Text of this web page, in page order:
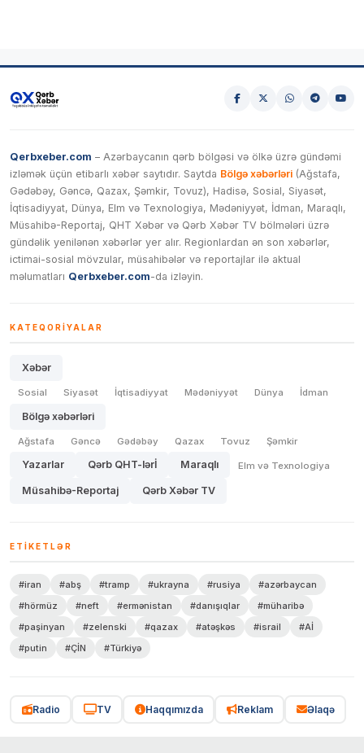
Qerbxeber.com – Azərbaycanın qərb bölgəsi və ölkə üzrə gündəmi
izləmək üçün etibarlı xəbər saytıdır. Saytda Bölgə xəbərləri (Ağstafa,
Gədəbəy, Gəncə, Qazax, Şəmkir, Tovuz), Hadisə, Sosial, Siyasət,
İqtisadiyyat, Dünya, Elm və Texnologiya, Mədəniyyət, İdman, Maraqlı,
Müsahibə-Reportaj, QHT Xəbər və Qərb Xəbər TV bölmələri üzrə
gündəlik yenilənən xəbərlər yer alır. Regionlardan ən son xəbərlər,
ictimai-sosial mövzular, müsahibələr və reportajlar ilə aktual
məlumatları Qerbxeber.com-da izləyin.
KATEQORIYALAR
Xəbər
Sosial Siyasət İqtisadiyyat Mədəniyyət Dünya İdman
Bölgə xəbərləri
Ağstafa Gəncə Gədəbəy Qazax Tovuz Şəmkir
Yazarlar Qərb QHT-lərİ Maraqlı Elm və Texnologiya
Müsahibə-Reportaj Qərb Xəbər TV
ETIKETLƏR
#iran #abş #tramp #ukrayna #rusiya
#azərbaycan
#hörmüz
#neft #ermənistan #danışıqlar
#müharibə
#paşinyan
#zelenski #qazax #atəşkəs #israil
#Aİ
#putin
#ÇİN #Türkiyə
Radio TV Haqqımızda Reklam Əlaqə